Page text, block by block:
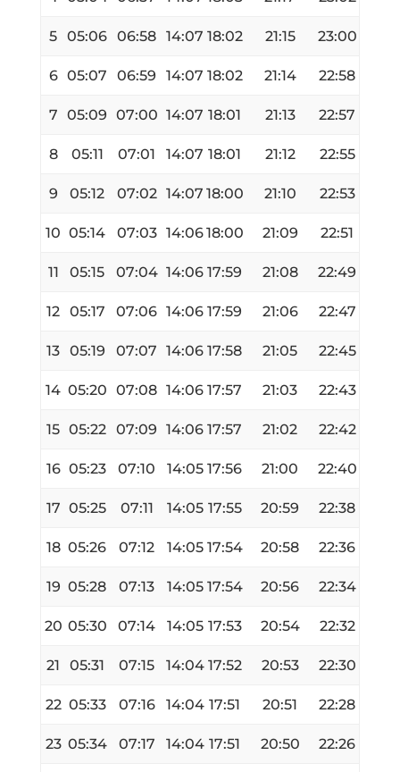
5 05:06 06:58 14:07 18:02 21:15 23:00
6 05:07 06:59 14:07 18:02 21:14 22:58
7 05:09 07:00 14:07 18:01 21:13 22:57
8 05:11 07:01 14:07 18:01 21:12 22:55
9 05:12 07:02 14:07 18:00 21:10 22:53
10 05:14 07:03 14:0618:00 21:09 22:51
11 05:15 07:04 14:06 17:59 21:08 22:49
12 05:17 07:06 14:06 17:59 21:06 22:47
13 05:19 07:07 14:06 17:58 21:05 22:45
14 05:20 07:08 14:06 17:57 21:03 22:43
15 05:22 07:09 14:06 17:57 21:02 22:42
16 05:23 07:10 14:05 17:56 21:00 22:40
17 05:25 07:11 14:05 17:55 20:59 22:38
18 05:26 07:12 14:05 17:54 20:58 22:36
19 05:28 07:13 14:05 17:54 20:56 22:34
20 05:30 07:14 14:05 17:53 20:54 22:32
21 05:31 07:15 14:04 17:52 20:53 22:30
22 05:33 07:16 14:04 17:51 20:51 22:28
23 05:34 07:17 14:04 17:51 20:50 22:26